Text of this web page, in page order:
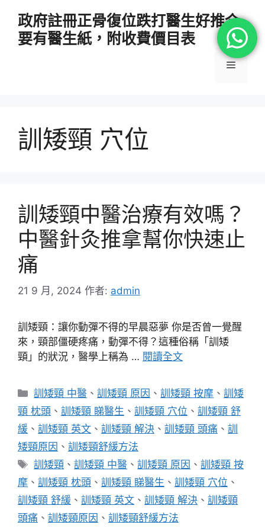
政府註冊正骨復位跌打醫生好推介
要有醫生紙，附收費價目表
選
訓矮頸 穴位
訓矮頸中醫治療有效嗎？
中醫針灸推拿幫你快速止
痛
21 9 月, 2024 作者: admin
訓矮頸：讓你動彈不得的早晨惡夢 你是否曾一覺醒
來，頸部僵硬疼痛，動彈不得？這種俗稱「訓矮
頸」的狀況，醫學上稱為 … 閱讀全文
分
類
訓矮頸 中醫 、訓矮頸 原因 、訓矮頸 按摩 、訓矮
頸 枕頭 、 訓矮頸 睇醫生 、 訓矮頸 穴位 、 訓矮頸 舒
緩 、 訓矮頸 英文 、 訓矮頸 解決 、 訓矮頸 頭痛 、 訓
矮頸原因 、 訓矮頸舒緩方法
標
籤
訓矮頸 、訓矮頸 中醫 、訓矮頸 原因 、訓矮頸 按
摩 、 訓矮頸 枕頭 、 訓矮頸 睇醫生 、 訓矮頸 穴位 、
訓矮頸 舒緩 、 訓矮頸 英文 、 訓矮頸 解決 、 訓矮頸
頭痛 、 訓矮頸原因 、 訓矮頸舒緩方法